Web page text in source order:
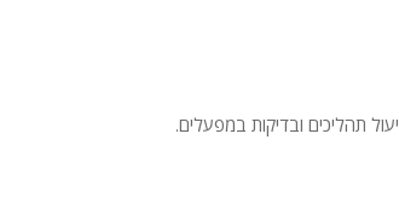
תהליכים ובדיקות במפעלים.